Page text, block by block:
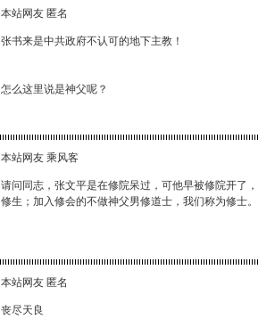
本站网友 匿名
张书来是中共政府不认可的地下主教！
怎么这里说是神父呢？
本站网友 乘风客
请问同志，张文平是在修院呆过，可他早被修院开了
修生；加入修会的不做神父男修道士，我们称为修士
本站网友 匿名
丧尽天良